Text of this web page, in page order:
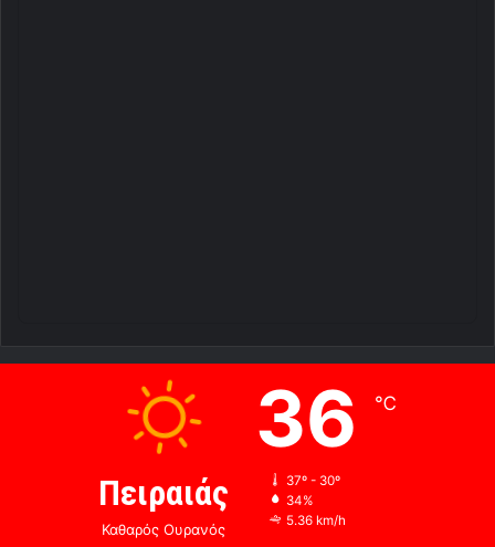
Πειραιάς
Καθαρός Ουρανός
36 ℃
37º - 30º
34%
5.36 km/h